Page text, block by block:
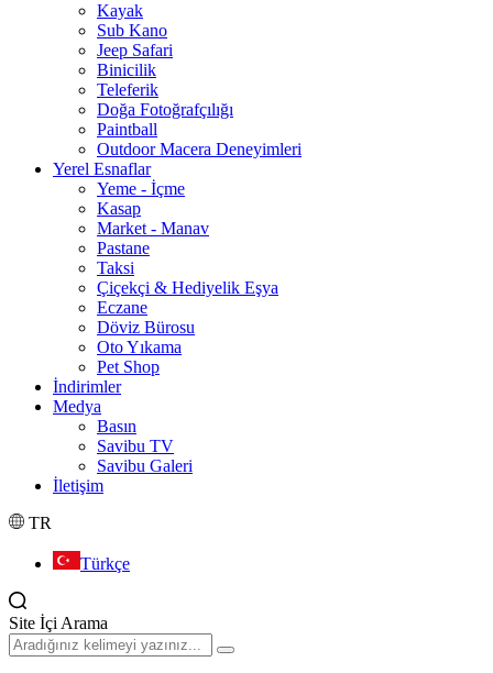
Kayak
Sub Kano
Jeep Safari
Binicilik
Teleferik
Doğa Fotoğrafçılığı
Paintball
Outdoor Macera Deneyimleri
Yerel Esnaflar
Yeme - İçme
Kasap
Market - Manav
Pastane
Taksi
Çiçekçi & Hediyelik Eşya
Eczane
Döviz Bürosu
Oto Yıkama
Pet Shop
İndirimler
Medya
Basın
Savibu TV
Savibu Galeri
İletişim
TR
Türkçe
Site İçi Arama